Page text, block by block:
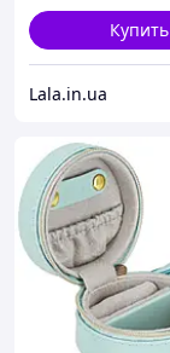
Купить
Lala.in.ua